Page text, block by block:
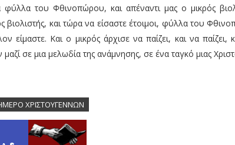
του Φθινοπώρου, και απέναντι μας ο μικρός
βιολιστής, και τώρα να είσαστε έτοιμοι, φύλλα του
Και ο μικρός άρχισε να παίζει, και να παίζει,
μαζί σε μια μελωδία της ανάμνησης, σε ένα ταγκό μιας
ΧΡΙΣΤΟΥΓΕΝΝΩΝ